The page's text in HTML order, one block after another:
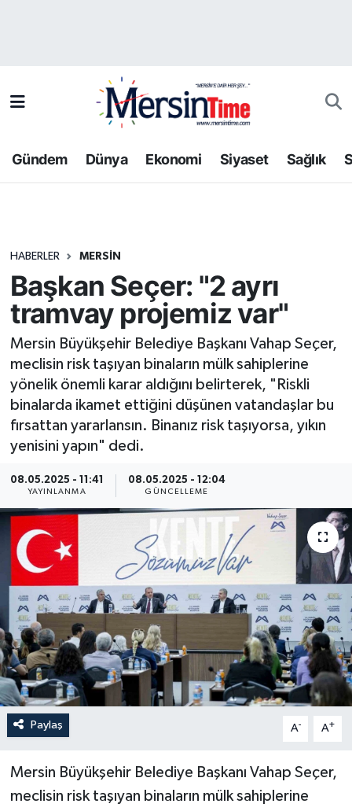
Gündem Dünya Ekonomi Siyaset Sağlık
HABERLER MERSIN
Başkan Seçer: "2 ayrı
tramvay projemiz var"
Mersin Büyükşehir Belediye Başkanı Vahap Seçer,
meclisin risk taşıyan binaların mülk sahiplerine
yönelik önemli karar aldığını belirterek, "Riskli
binalarda ikamet ettiğini düşünen vatandaşlar bu
fırsattan yararlansın. Binanız risk taşıyorsa, yıkın
yenisini yapın" dedi.
08.05.2025 - 11:41
YAYINLANMA
08.05.2025 - 12:04
GÜNCELLEME
Paylaş A- A+
Mersin Büyükşehir Belediye Başkanı Vahap Seçer,
meclisin risk taşıyan binaların mülk sahiplerine
Bilim-Teknoloji
Dünya
Ekonomi
Gündem
Kültür-Sanat
Resmi İlan
Sağlık
Yaşam
Trafik Durumu
Tüm Manşetler
Haber Arşivi